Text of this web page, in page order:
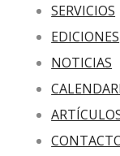
SERVICIOS
EDICIONES
NOTICIAS